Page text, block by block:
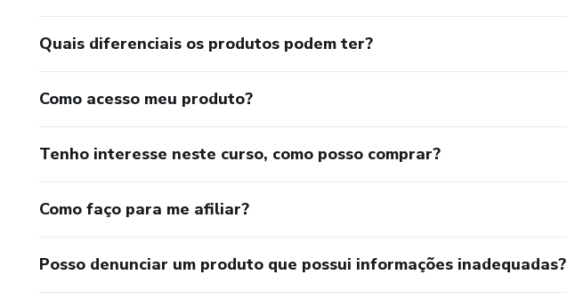
Quais diferenciais os produtos podem ter?
Como acesso meu produto?
Tenho interesse neste curso, como posso comprar?
Como faço para me afiliar?
Posso denunciar um produto que possui informações inadequadas?